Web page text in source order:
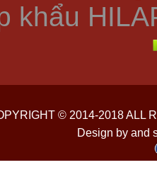
khẩu
© 2014-2018 ALL
Design by and